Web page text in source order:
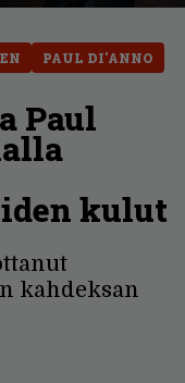
PAUL DI'ANNO
Paul
kulut
kahdeksan